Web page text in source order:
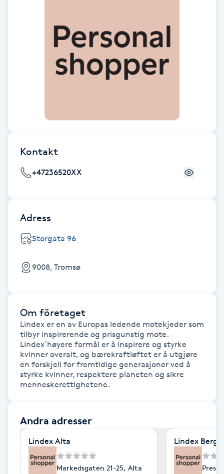
Damklippning
Extensions
Extensions borttagning
Eyeliner-tatuering
Face framing
Faceliftmassage
Fet hårbotten
Fettreducering
Fibromassage
Fillers
Fotmassage
Fotsvamp
Kontakt
+47236520XX
Adress
Storgata 96
9008, Tromsø
Om företaget
Lindex er en av Europas ledende motekjeder som
tilbyr inspirerende og prisgunstig mote.
Lindex`høyere formål er å inspirere og styrke
kvinner overalt, og bærekraftløftet er å utgjøre
en forskjell for fremtidige generasjoner ved å
styrke kvinner, respektere planeten og sikre
menneskerettighetene.
Andra adresser
Lindex Alta
Markedsgaten 21-25, Alta
Lindex